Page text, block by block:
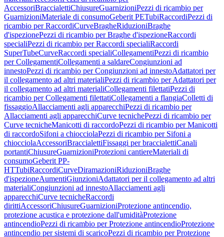
AccessoriBraccialettiChiusureGuarnizioniPezzi di ricambio per
GuarnizioniMateriale di consumoGeberit PETubiRaccordiPezzi di
ricambio per RaccordiCurveBragheRiduzioniBraghe
d'ispezionePezzi di ricambio per Braghe d'ispezioneRaccordi
specialiPezzi di ricambio per Raccordi specialiRaccordi
SuperTubeCurveRaccordi specialiCollegamentiPezzi di ricambio
per CollegamentiCollegamenti a saldareCongiunzioni ad
innestoPezzi di ricambio per Congiunzioni ad innestoAdattatori per
il collegamento ad altri materialiPezzi di ricambio per Adattatori per
il collegamento ad altri materialiCollegamenti filettatiPezzi di
ricambio per Collegamenti filettatiCollegamenti a flangiaColletti di
fissaggioAllacciamenti agli apparecchiPezzi di ricambio per
Allacciamenti agli apparecchiCurve tecnichePezzi di ricambio per
Curve tecnicheManicotti di raccordoPezzi di ricambio per Manicotti
di raccordoSifoni a chiocciolaPezzi di ricambio per Sifoni a
chiocciolaAccessoriBraccialettiFissaggi per braccialettiCanali
portantiChiusureGuarnizioniProtezioni cantiereMateriali di
consumoGeberit PP-
HTTubiRaccordiCurveDiramazioniRiduzioniBraghe
d'ispezioneAumentiGiunzioniAdattatori per il collegamento ad altri
materialiCongiunzioni ad innestoAllacciamenti agli
apparecchiCurve tecnicheRaccordi
dirittiAccessoriChiusureGuarnizioniProtezione antincendio,
protezione acustica e protezione dall'umiditàProtezione
antincendioPezzi di ricambio per Protezione antincendioProtezione
antincendio per sistemi di scaricoPezzi di ricambio per Protezione